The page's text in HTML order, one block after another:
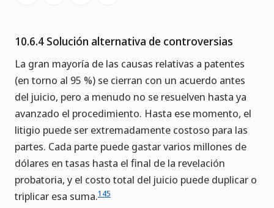
10.6.4 Solución alternativa de controversias
La gran mayoría de las causas relativas a patentes
(en torno al 95 %) se cierran con un acuerdo antes
del juicio, pero a menudo no se resuelven hasta ya
avanzado el procedimiento. Hasta ese momento, el
litigio puede ser extremadamente costoso para las
partes. Cada parte puede gastar varios millones de
dólares en tasas hasta el final de la revelación
probatoria, y el costo total del juicio puede duplicar o
triplicar esa suma.145